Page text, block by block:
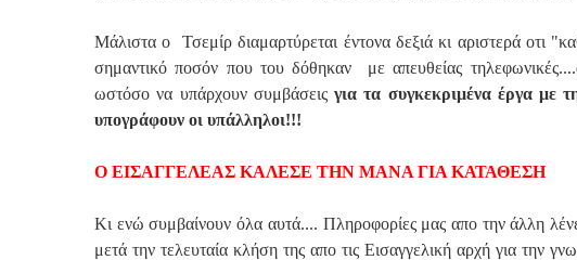
Μάλιστα ο Τσεμίρ διαμαρτύρεται έντονα δεξιά κι αριστερά οτι
σημαντικό ποσόν που του δόθηκαν με απευθείας
ωστόσο να υπάρχουν συμβάσεις για τα συγκεκριμένα έργα με
υπογράφουν οι υπάλληλοι!!!
Ο ΕΙΣΑΓΓΕΛΕΑΣ ΚΑΛΕΣΕ ΤΗΝ ΜΑΝΑ ΓΙΑ ΚΑΤΑΘΕΣΗ
Κι ενώ συμβαίνουν όλα αυτά.... Πληροφορίες μας απο την άλλη
μετά την τελευταία κλήση της απο τις Εισαγγελική αρχή για την